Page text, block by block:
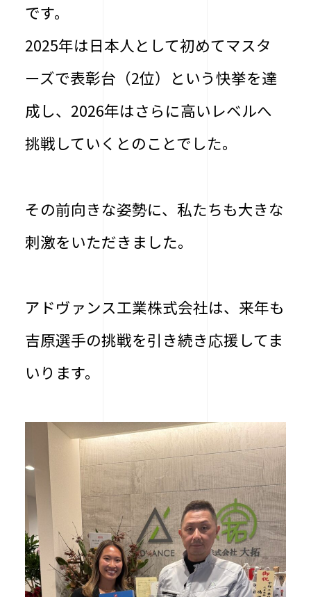
です。
2025年は日本人として初めてマスタ
ーズで表彰台（2位）という快挙を達
成し、2026年はさらに高いレベルへ
挑戦していくとのことでした。
その前向きな姿勢に、私たちも大きな
刺激をいただきました。
アドヴァンス工業株式会社は、来年も
吉原選手の挑戦を引き続き応援してま
いります。